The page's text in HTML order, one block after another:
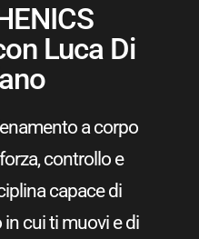
Luca Di
a corpo
controllo e
capace di
cui ti muovi e di